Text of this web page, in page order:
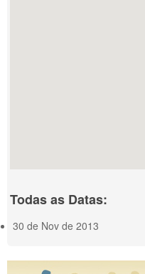
Todas as Datas:
30 de Nov de 2013